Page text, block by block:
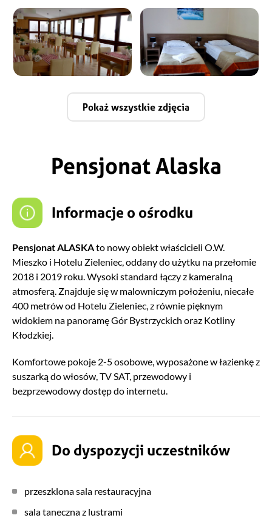
Pokaż wszystkie zdjęcia
Pensjonat Alaska
Informacje o ośrodku
Pensjonat ALASKAto nowy obiekt właścicieli O.W.
Mieszko i Hotelu Zieleniec, oddany do użytku na przełomie
2018 i 2019 roku. Wysoki standard łączy z kameralną
atmosferą. Znajduje się w malowniczym położeniu, niecałe
400 metrów od Hotelu Zieleniec, z równie pięknym
widokiem na panoramę Gór Bystrzyckich oraz Kotliny
Kłodzkiej.
Komfortowe pokoje 2-5 osobowe, wyposażone w łazienkę z
suszarką do włosów, TV SAT, przewodowy i
bezprzewodowy dostęp do internetu.
Do dyspozycji uczestników
przeszklona sala restauracyjna
sala taneczna z lustrami